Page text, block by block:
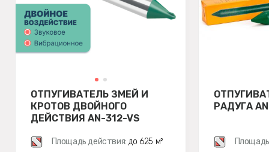
ОТПУГИВАТЕЛЬ ЗМЕЙ И
КРОТОВ ДВОЙНОГО
ДЕЙСТВИЯ AN-312-VS
Площадь действия: до 625 м²
РАДУГА